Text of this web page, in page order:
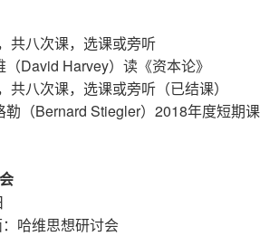
共八次课，选课或旁听
（David Harvey）读《资本论》
共八次课，选课或旁听（已结课）
勒（Bernard Stiegler）2018年度短期课
哈维思想研讨会